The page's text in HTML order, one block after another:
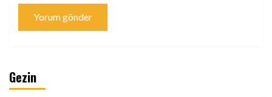
Gezin